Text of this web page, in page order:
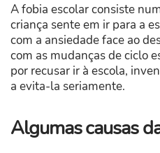
A fobia escolar consiste
criança sente em ir para a
com a ansiedade face ao
com as mudanças de ciclo
por recusar ir à escola,
a evita-la seriamente.
Algumas causas